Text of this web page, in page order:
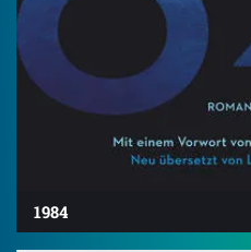
1984